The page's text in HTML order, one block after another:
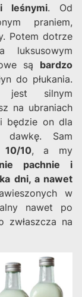
leśnymi. Od
praniem,
Potem dotrze
luksusowym
są bardzo
do płukania.
jest silnym
na ubraniach
będzie on dla
dawkę. Sam
10, a my
pachnie i
dni, a nawet
w
nawet po
zwłaszcza na